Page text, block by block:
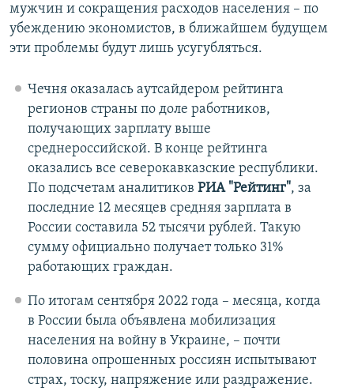
мужчин и сокращения расходов населения – по
убеждению экономистов, в ближайшем будущем
эти проблемы будут лишь усугубляться.
Чечня оказалась аутсайдером рейтинга
регионов страны по доле работников,
получающих зарплату выше
среднероссийской. В конце рейтинга
оказались все северокавказские республики.
По подсчетам аналитиков РИА "Рейтинг", за
последние 12 месяцев средняя зарплата в
России составила 52 тысячи рублей. Такую
сумму официально получает только 31%
работающих граждан.
По итогам сентября 2022 года – месяца, когда
в России была объявлена мобилизация
населения на войну в Украине, – почти
половина опрошенных россиян испытывают
страх, тоску, напряжение или раздражение.